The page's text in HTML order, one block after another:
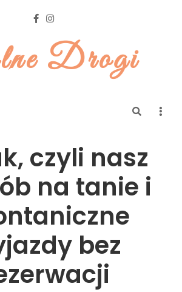
Drogi
czyli nasz
na tanie i
bez